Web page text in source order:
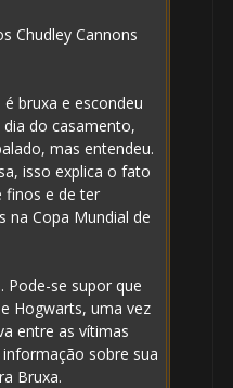
Chudley Cannons
bruxa e escondeu
do casamento,
mas entendeu.
isso explica o fato
finos e de ter
na Copa Mundial de
Pode-se supor que
Hogwarts, uma vez
entre as vítimas
sobre sua
Bruxa.